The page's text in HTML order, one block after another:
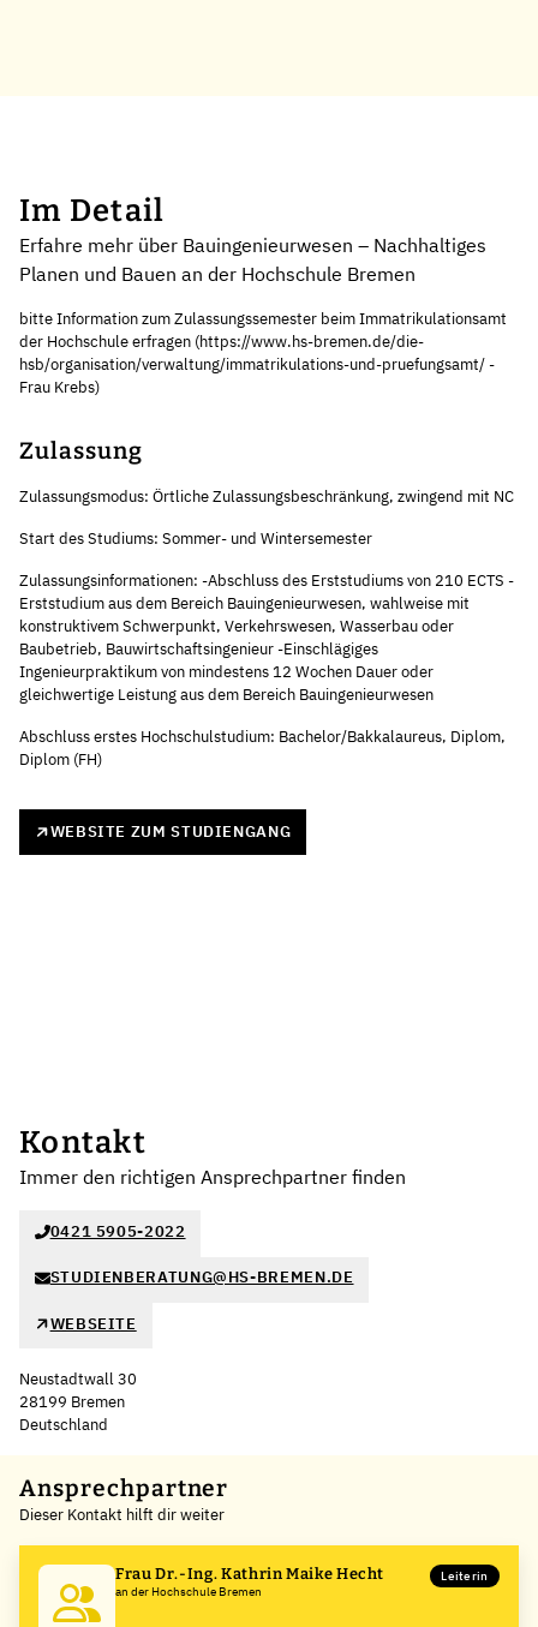
Im Detail
Erfahre mehr über Bauingenieurwesen – Nachhaltiges
Planen und Bauen an der Hochschule Bremen
bitte Information zum Zulassungssemester beim Immatrikulationsamt
der Hochschule erfragen (https://www.hs-bremen.de/die-
hsb/organisation/verwaltung/immatrikulations-und-pruefungsamt/ -
Frau Krebs)
Zulassung
Zulassungsmodus: Örtliche Zulassungsbeschränkung, zwingend mit NC
Start des Studiums: Sommer- und Wintersemester
Zulassungsinformationen: -Abschluss des Erststudiums von 210 ECTS -
Erststudium aus dem Bereich Bauingenieurwesen, wahlweise mit
konstruktivem Schwerpunkt, Verkehrswesen, Wasserbau oder
Baubetrieb, Bauwirtschaftsingenieur -Einschlägiges
Ingenieurpraktikum von mindestens 12 Wochen Dauer oder
gleichwertige Leistung aus dem Bereich Bauingenieurwesen
Abschluss erstes Hochschulstudium: Bachelor/Bakkalaureus, Diplom,
Diplom (FH)
WEBSITE ZUM STUDIENGANG
Kontakt
Immer den richtigen Ansprechpartner finden
0421 5905-2022
STUDIENBERATUNG@HS-BREMEN.DE
WEBSEITE
Neustadtwall 30
28199 Bremen
Deutschland
Ansprechpartner
Dieser Kontakt hilft dir weiter
Frau Dr.-Ing. Kathrin Maike Hecht
an der Hochschule Bremen
Leiterin